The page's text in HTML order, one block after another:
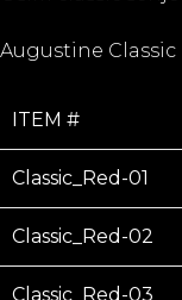
Augustine
ITEM #
Classic_Red-01
Classic_Red-02
Classic_Red-03